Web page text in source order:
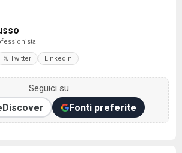
𝕏 Twitter LinkedIn
Seguici su
Discover Fonti preferite